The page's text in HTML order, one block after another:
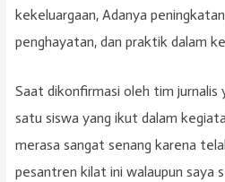
kekeluargaan, Adanya
penghayatan, dan praktik dalam
Saat dikonfirmasi oleh tim jurnalis
satu siswa yang ikut dalam
merasa sangat senang karena
pesantren kilat ini walaupun saya